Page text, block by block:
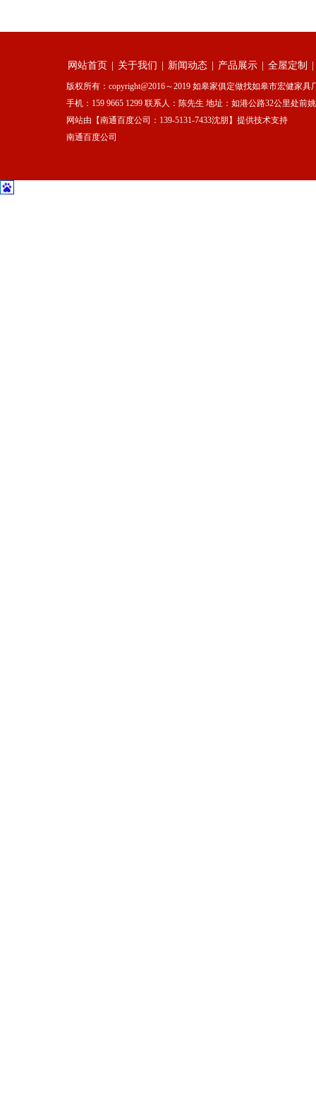
网站首页 关于我们 新闻动态 产品展示 全屋定制
版权所有：copyright@2016～2019 如皋家俱定做找如皋市宏健家具
手机：159 9665 1299 联系人：陈先生 地址：如港公路32公里处前
网站由【南通百度公司：139-5131-7433沈朋】提供技术支持
南通百度公司